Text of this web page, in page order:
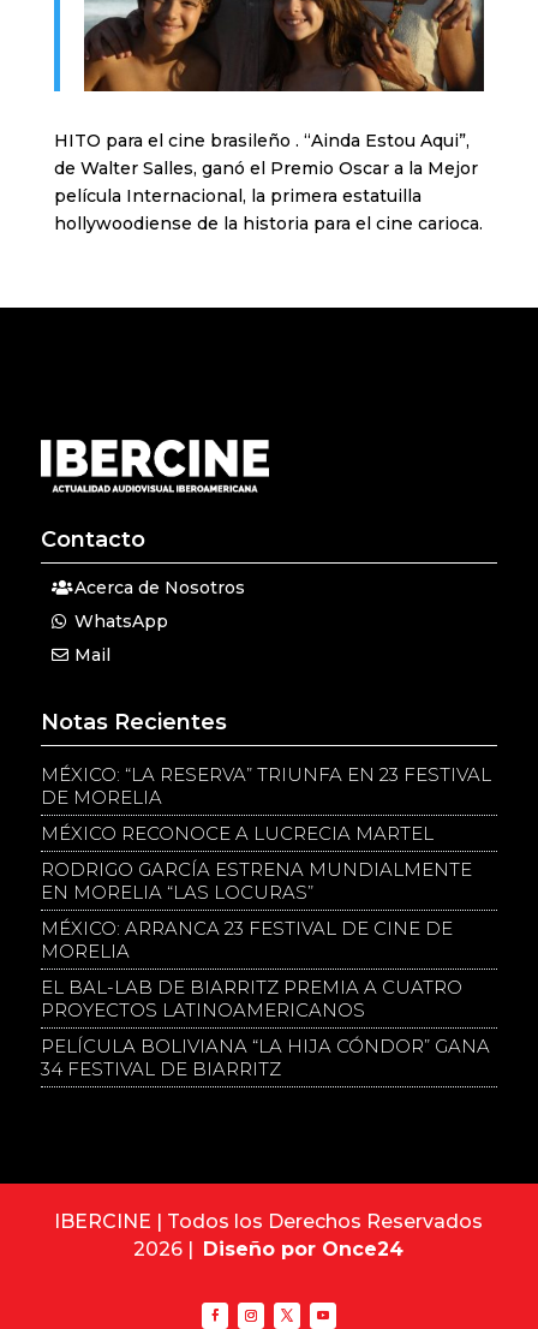
HITO para el cine brasileño . “Ainda Estou Aqui”,
de Walter Salles, ganó el Premio Oscar a la Mejor
película Internacional, la primera estatuilla
hollywoodiense de la historia para el cine carioca.
Contacto
Acerca de Nosotros
WhatsApp
Mail
Notas Recientes
MÉXICO: “LA RESERVA” TRIUNFA EN 23 FESTIVAL
DE MORELIA
MÉXICO RECONOCE A LUCRECIA MARTEL
RODRIGO GARCÍA ESTRENA MUNDIALMENTE
EN MORELIA “LAS LOCURAS”
MÉXICO: ARRANCA 23 FESTIVAL DE CINE DE
MORELIA
EL BAL-LAB DE BIARRITZ PREMIA A CUATRO
PROYECTOS LATINOAMERICANOS
PELÍCULA BOLIVIANA “LA HIJA CÓNDOR” GANA
34 FESTIVAL DE BIARRITZ
IBERCINE | Todos los Derechos Reservados
2026 | Diseño por Once24